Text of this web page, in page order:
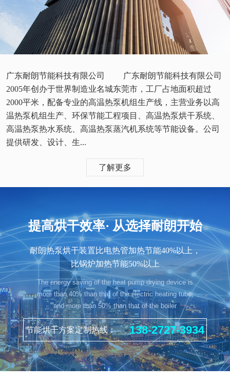
广东耐朗节能科技有限公司 广东耐朗节能科技有限公司
2005年创办于世界制造业名城东莞市，工厂占地面积超过
2000平米，配备专业的高温热泵机组生产线，主营业务以高
温热泵机组生产、环保节能工程项目、高温热泵烘干系统、
高温热泵热水系统、高温热泵蒸汽机系统等节能设备。公司
提供研发、设计、生...
了解更多
提高烘干效率· 从选择耐朗开始
耐朗热泵烘干装置比电热管加热节能40%以上，
比锅炉加热节能50%以上
The energy saving of the heat pump drying device is
more than 40% than that of the electric heating tube,
and more than 50% than that of the boiler
节能烘干方案定制热线： 138-2727-3934